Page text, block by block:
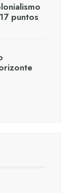
puntos